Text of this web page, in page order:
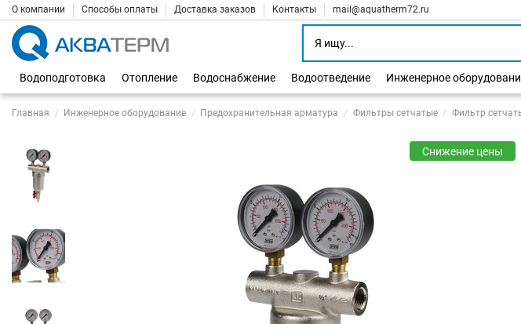
О компании Способы оплаты Доставка заказов Контакты mail@aquatherm72.ru
Водоподготовка
Отопление Водоснабжение Водоотведение Инженерное
Главная Инженерное оборудование Предохранительная арматура Фильтры сетчатые Фильтр
Снижение цены